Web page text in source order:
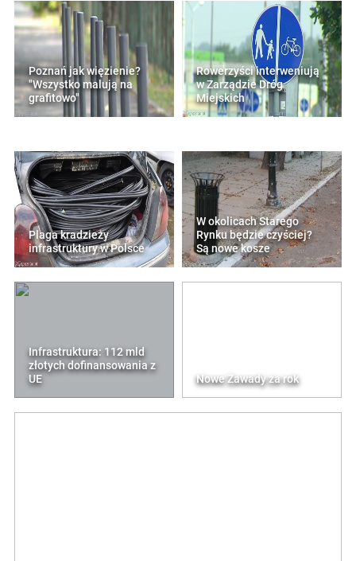
Poznań jak więzienie?
"Wszystko malują na
grafitowo"
Rowerzyści interweniują
w Zarządzie Dróg
Miejskich
Plaga kradzieży
infrastruktury w Polsce
W okolicach Starego
Rynku będzie czyściej?
Są nowe kosze
Infrastruktura: 112 mld
złotych dofinansowania z
UE
Nowe Zawady za rok